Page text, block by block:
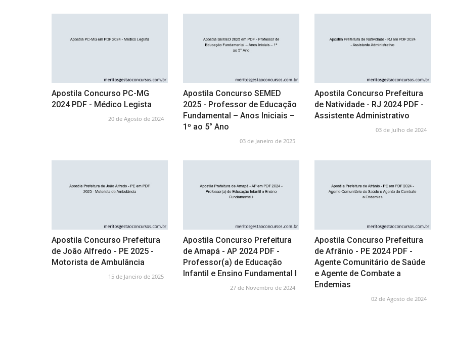
Apostila Concurso PC-MG
2024 PDF - Médico Legista
20 de Agosto de 2024
Apostila Concurso SEMED
2025 - Professor de Educação
Fundamental – Anos Iniciais –
1º ao 5° Ano
03 de Janeiro de 2025
Apostila Concurso Prefeitura
de Natividade - RJ 2024 PDF -
Assistente Administrativo
03 de Julho de 2024
Apostila Concurso Prefeitura
de João Alfredo - PE 2025 -
Motorista de Ambulância
15 de Janeiro de 2025
Apostila Concurso Prefeitura
de Amapá - AP 2024 PDF -
Professor(a) de Educação
Infantil e Ensino Fundamental I
27 de Novembro de 2024
Apostila Concurso Prefeitura
de Afrânio - PE 2024 PDF -
Agente Comunitário de Saúde
e Agente de Combate a
Endemias
02 de Agosto de 2024